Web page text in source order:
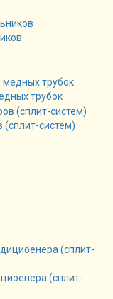
трубок
(сплит-систем)
(сплит-